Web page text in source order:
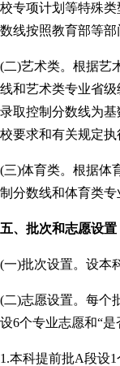
校专项计划等特殊
数线按照教育部等部
(二)艺术类。根据艺
线和艺术类专业省
录取控制分数线为
校要求和有关规定执
(三)体育类。根据体
制分数线和体育类专
五、批次和志愿设置
(一)批次设置。设本
(二)志愿设置。每个
设6个专业志愿和“是
1.本科提前批A段设